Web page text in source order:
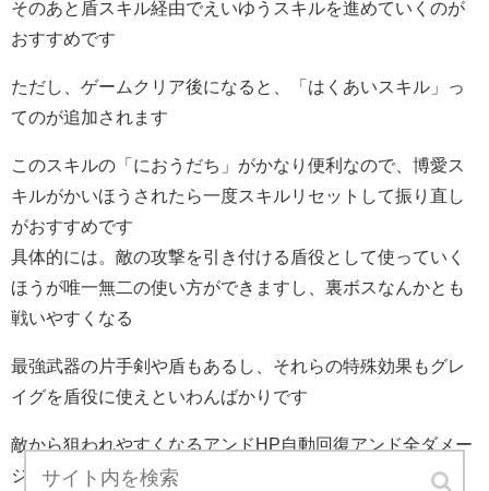
そのあと盾スキル経由でえいゆうスキルを進めていくのが
おすすめです
ただし、ゲームクリア後になると、「はくあいスキル」っ
てのが追加されます
このスキルの「におうだち」がかなり便利なので、博愛ス
キルがかいほうされたら一度スキルリセットして振り直し
がおすすめです
具体的には。敵の攻撃を引き付ける盾役として使っていく
ほうが唯一無二の使い方ができますし、裏ボスなんかとも
戦いやすくなる
最強武器の片手剣や盾もあるし、それらの特殊効果もグレ
イグを盾役に使えといわんばかりです
敵から狙われやすくなるアンドHP自動回復アンド全ダメー
ジを２５％軽減って効果なので